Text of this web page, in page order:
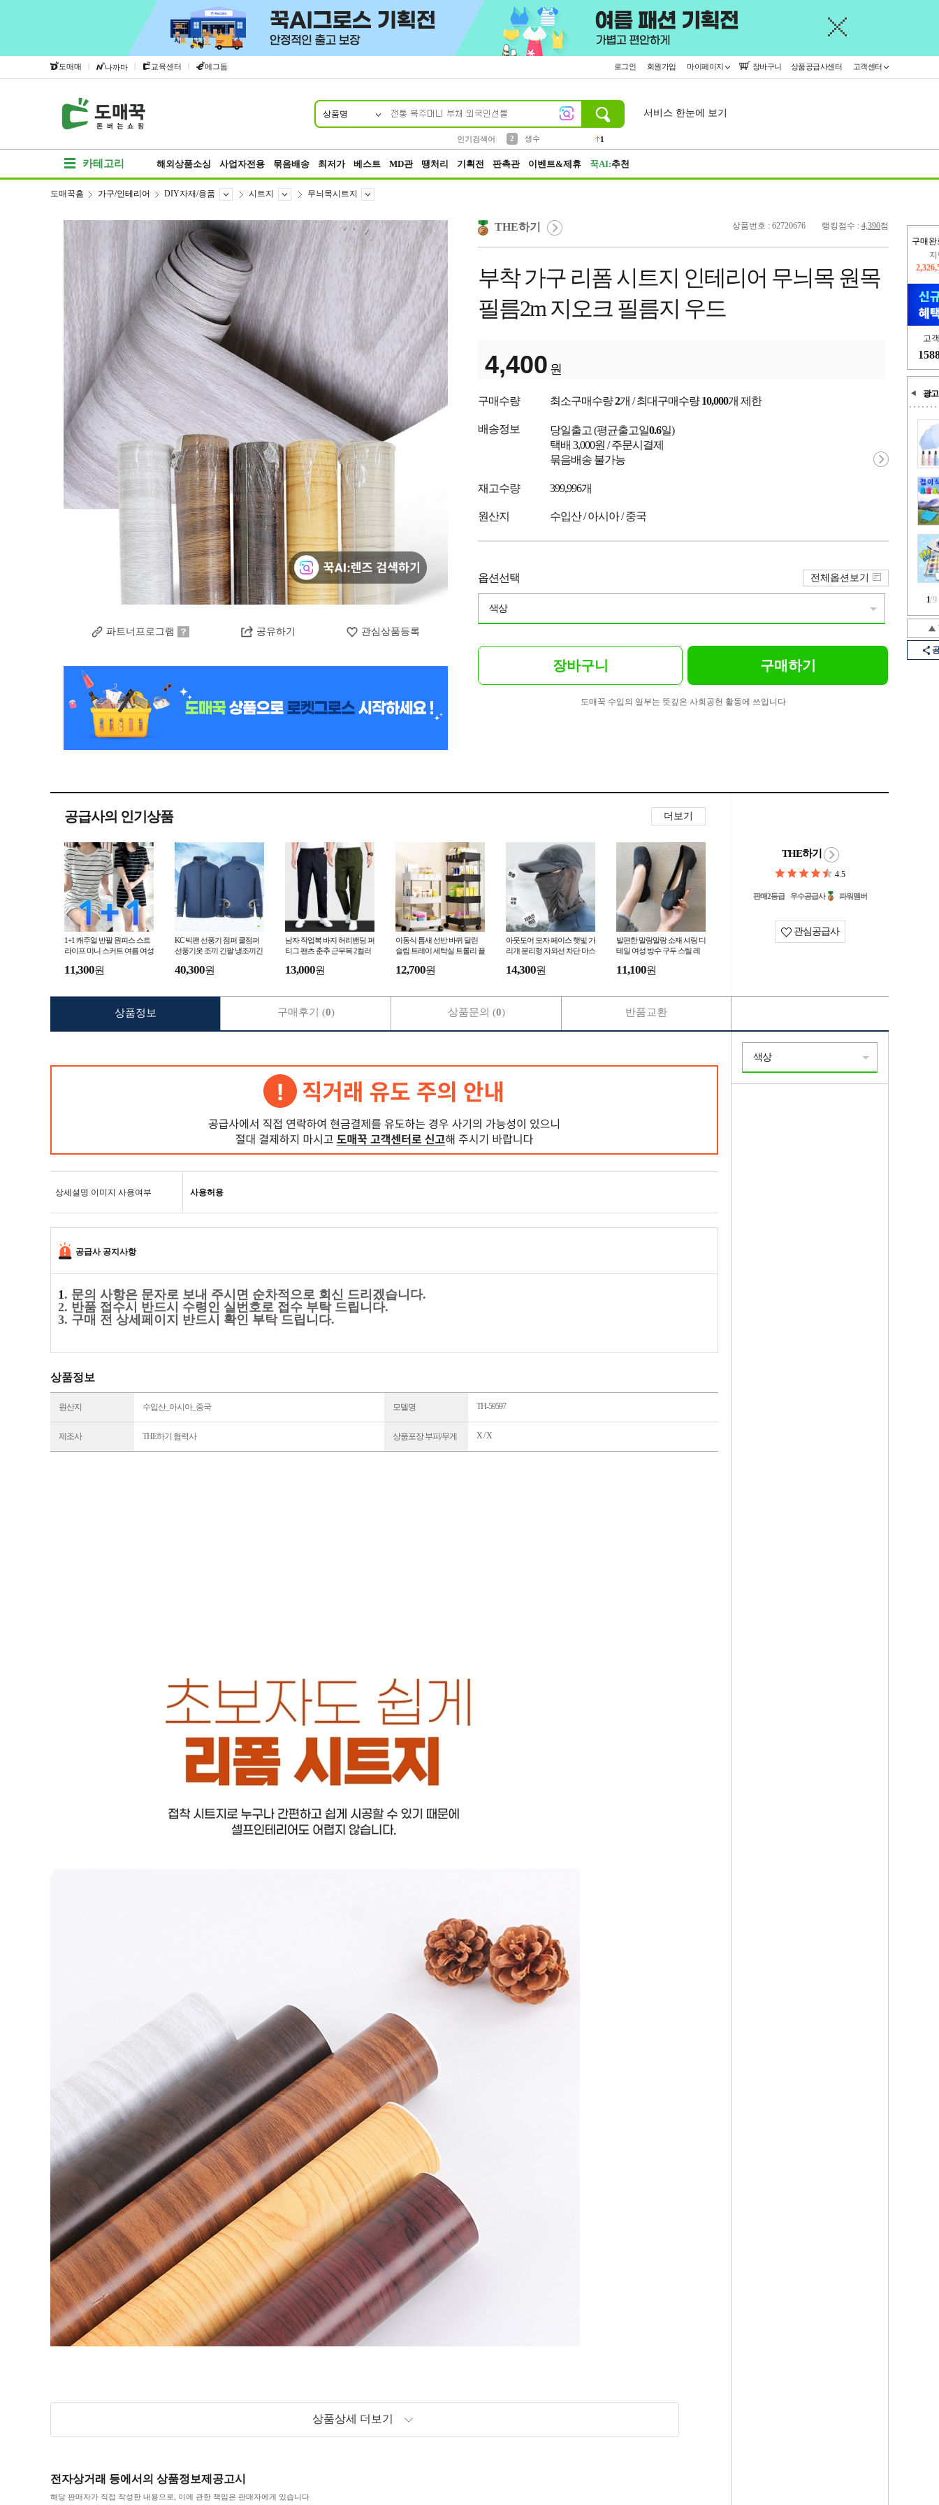
도매매 | 나까마 | 교육센터 | 에그돔 로그인 회원가입 마이페이지 장바구니 상품공급사센터 고객센터
상품명
인기검색어
2
생수
1
서비스 한눈에 보기
카테고리 해외상품소싱 사업자전용 묶음배송 최저가 베스트 MD관 땡처리 기획전 판촉관 이벤트&제휴 꾹AI:추천
구매완
고
광고
1/9
도매꾹홈 가구/인테리어 DIY자재/용품 시트지 무늬목시트지
파트너프로그램 공유하기 관심상품등록
상품번호 : 62720676 랭킹점수 : 4,390점
THE하기
부착 가구 리폼 시트지 인테리어 무늬목 원목
필름2m 지오크 필름지 우드
4,400 원
구매수량 최소구매수량2개 / 최대구매수량10,000개 제한
배송정보 당일출고 (평균출고일0.6일)
택배 3,000원 / 주문시결제
묶음배송 불가능
재고수량 399,996개
원산지 수입산 / 아시아 / 중국
옵션선택
색상
전체옵션보기
장바구니 구매하기
도매꾹 수입의 일부는 뜻깊은 사회공헌 활동에 쓰입니다
공급사의 인기상품 더보기
1+1 캐주얼 반팔 원피스 스트
라이프 미니 스커트 여름 여성
11,300원
KC 빅팬 선풍기 점퍼 쿨점퍼
선풍기옷 조끼 긴팔 냉조끼긴
40,300원
남자 작업복 바지 허리밴딩 퍼
티그 팬츠 춘추 근무복 2컬러
13,000원
이동식 틈새 선반 바퀴 달린
슬림 트레이 세탁실 트롤리 플
12,700원
아웃도어 모자 페이스 햇빛 가
리개 분리형 자외선 차단 마스
14,300원
발편한 말랑말랑 소재 셔링 디
테일 여성 방수 구두 스틸 레
11,100원
THE하기
4.5
판매2등급 우수공급사 파워멤버
관심공급사
상세설명 이미지 사용여부 사용허용
공급사 공지사항
1. 문의 사항은 문자로 보내 주시면 순차적으로 회신 드리겠습니다.
2. 반품 접수시 반드시 수령인 실번호로 접수 부탁 드립니다.
3. 구매 전 상세페이지 반드시 확인 부탁 드립니다.
상품정보
원산지 수입산_아시아_중국 모델명 TH-59597
제조사 THE하기 협력사 상품포장 부피/무게 X / X
상품상세 더보기
전자상거래 등에서의 상품정보제공고시
해당 판매자가 직접 작성한 내용으로, 이에 관한 책임은 판매자에게 있습니다
상품정보 구매후기 (0) 상품문의 (0) 반품교환
색상